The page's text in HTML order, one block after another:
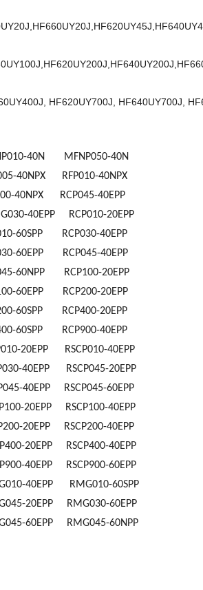
HF620UY700J, HF640UY700J,
40N MFNP050-40N
40NPX RFP010-40NPX
40NPX RCP045-40EPP
40EPP RCP010-20EPP
60SPP RCP030-40EPP
60EPP RCP045-40EPP
60NPP RCP100-20EPP
60EPP RCP200-20EPP
60SPP RCP400-20EPP
60SPP RCP900-40EPP
20EPP RSCP010-40EPP
40EPP RSCP045-20EPP
40EPP RSCP045-60EPP
20EPP RSCP100-40EPP
20EPP RSCP200-40EPP
20EPP RSCP400-40EPP
40EPP RSCP900-60EPP
40EPP RMG010-60SPP
20EPP RMG030-60EPP
60EPP RMG045-60NPP